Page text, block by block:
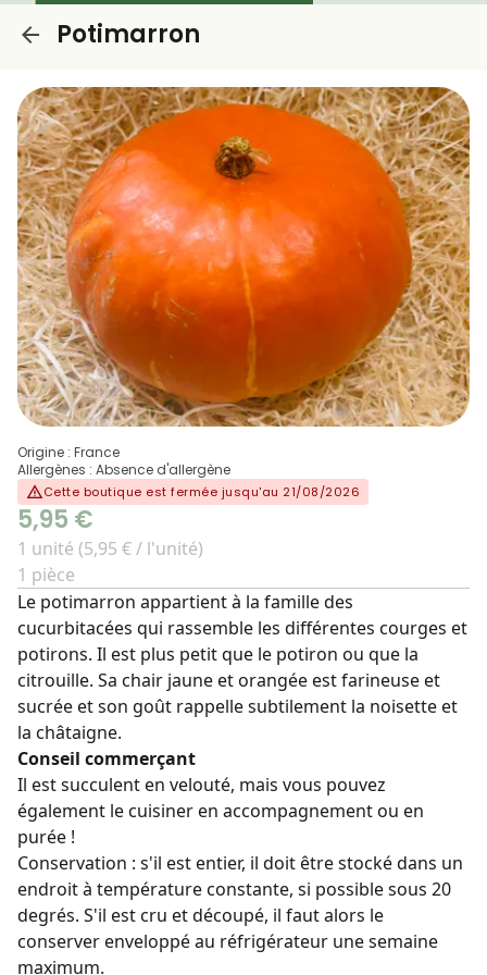
Potimarron
Origine : France
Allergènes : Absence d'allergène
Cette boutique est fermée jusqu'au 21/08/2026
5,95 €
1 unité (5,95 € / l'unité)
1 pièce
Le potimarron appartient à la famille des
cucurbitacées qui rassemble les différentes courges et
potirons. Il est plus petit que le potiron ou que la
citrouille. Sa chair jaune et orangée est farineuse et
sucrée et son goût rappelle subtilement la noisette et
la châtaigne.
Conseil commerçant
Il est succulent en velouté, mais vous pouvez
également le cuisiner en accompagnement ou en
purée !
Conservation : s'il est entier, il doit être stocké dans un
endroit à température constante, si possible sous 20
degrés. S'il est cru et découpé, il faut alors le
conserver enveloppé au réfrigérateur une semaine
maximum.